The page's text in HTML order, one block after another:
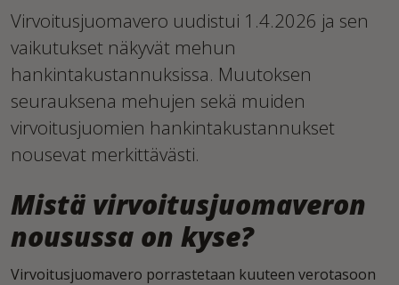
Virvoitusjuomavero uudistui 1.4.2026 ja sen
vaikutukset näkyvät mehun
hankintakustannuksissa. Muutoksen
seurauksena mehujen sekä muiden
virvoitusjuomien hankintakustannukset
nousevat merkittävästi.
Mistä virvoitusjuomaveron
nousussa on kyse?
Virvoitusjuomavero porrastetaan kuuteen verotasoon